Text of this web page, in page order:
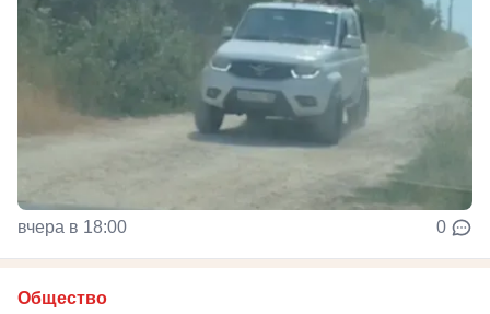
вчера в 18:00 0
Общество